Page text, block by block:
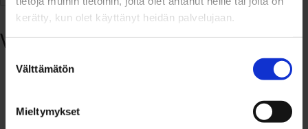
kerätty, kun olet käyttänyt heidän palvelujaan.
valinta
Välttämätön
Mieltymykset
remontoida
ennen
myyntiä?
Viimeisimmät artikkelit
Asuntomarkkinat vilkastuneet viime kevättä
merkityksellisyyttä ja kaivattua elämäntyyliä